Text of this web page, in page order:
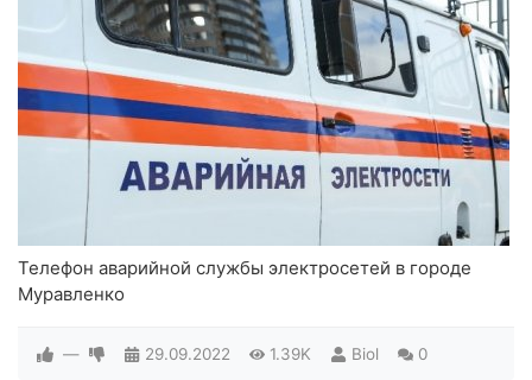
Телефон аварийной службы электросетей в городе
Муравленко
— 29.09.2022 1.39K Biol 0